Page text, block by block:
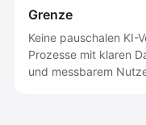
Grenze
Keine pauschalen KI-
Prozesse mit klaren
und messbarem